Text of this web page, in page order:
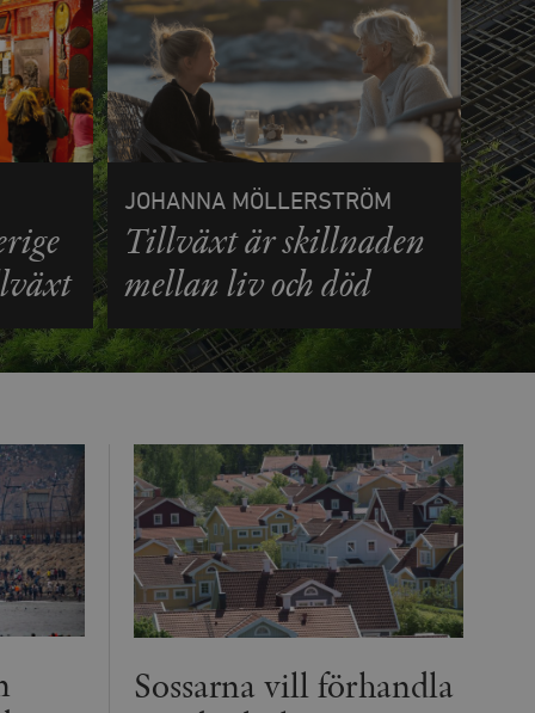
JOHANNA MÖLLERSTRÖM
Tillväxt är skillnaden
mellan liv och död
Sossarna vill förhandla
Analytics - vilket är
Denna cookie
tilldela ett
Den ingår i varje
besökar-,
och uppdaterar ett
räkna och spåra
Google Analytics, där
för
en variant av _gat-kakan
av Google på
videor.
för
om
Youtube-gränssnittet.
Detta är fördelaktigt
av deras webbplats.
såsom realtidsbud